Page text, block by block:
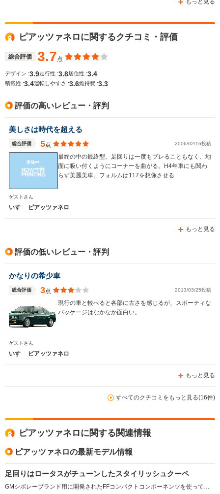
WLTCモード
燃費
もっと見る
ピアッツァネロに関するクチコミ・評価
総合評価 3.7点
デザイン :3.9走行性 :3.8 居住性 :3.4
積載性 :3.4運転しやすさ :3.6維持費 :3.3
評価の高いレビュー・評判
美しさは時代を超える
総合評価 5点 2006/02/16投稿
最終の中の最終型。足回りは一度もブレることもなく、地
面に吸い付くようにコーナーを曲がる。H4年車にも関わ
らず美麗美車。フォルムは117を想像させる
ゲストさん
いすゞ ピアッツァネロ
もっと見る
評価の低いレビュー・評判
かなりの希少車
総合評価 3点 2013/03/25投稿
現行の車と較べると各部に古さを感じるが、スポーティな
パッケージはなかなか面白い。
ゲストさん
いすゞ ピアッツァネロ
もっと見る
すべてのクチコミをもっと見る(16件)
ピアッツァネロに関する関連情報
ピアッツァネロの最新モデル情報
足回りはロータスがチューンしたスタイリッシュクーペ